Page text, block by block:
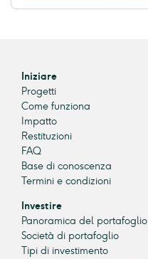
Iniziare
Progetti
Come funziona
Impatto
Restituzioni
FAQ
Base di conoscenza
Termini e condizioni
Investire
Panoramica del portafoglio
Società di portafoglio
Tipi di investimento